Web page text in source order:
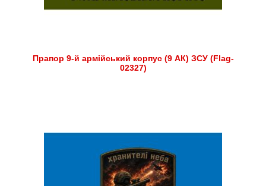
Прапор 9-й армійський корпус (9 АК) ЗСУ (Flag-
02327)